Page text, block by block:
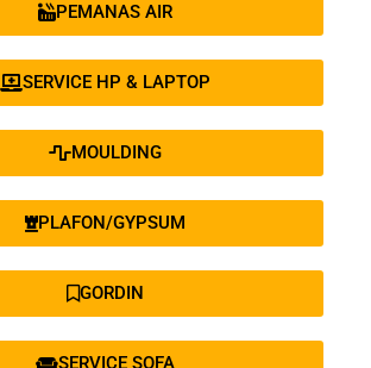
PEMANAS AIR
SERVICE HP & LAPTOP
MOULDING
PLAFON/GYPSUM
GORDIN
SERVICE SOFA